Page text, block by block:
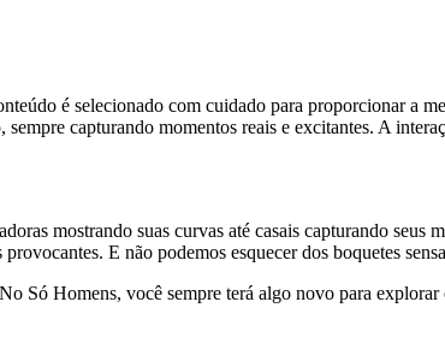
é selecionado com cuidado para proporcionar a
capturando momentos reais e excitantes. A
mostrando suas curvas até casais capturando
E não podemos esquecer dos boquetes
Só Homens, você sempre terá algo novo para